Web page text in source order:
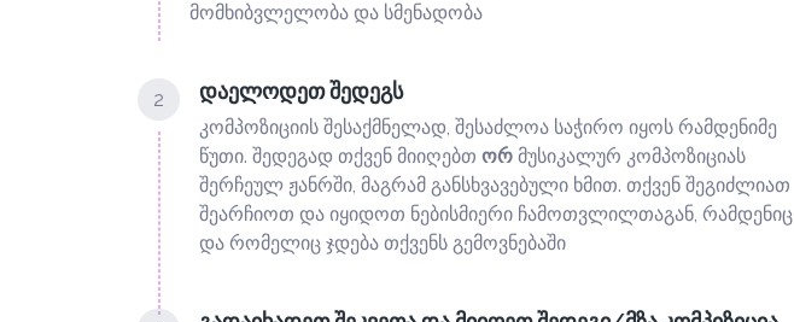
მომხიბვლელობა და სმენადობა
2 დაელოდეთ შედეგს
კომპოზიციის შესაქმნელად, შესაძლოა საჭირო იყოს რამდენიმე
წუთი. შედეგად თქვენ მიიღებთ ორ მუსიკალურ კომპოზიციას
შერჩეულ ჟანრში, მაგრამ განსხვავებული ხმით. თქვენ შეგიძლიათ
შეარჩიოთ და იყიდოთ ნებისმიერი ჩამოთვლილთაგან, რამდენიც
და რომელიც ჯდება თქვენს გემოვნებაში